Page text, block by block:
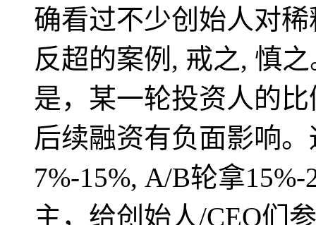
确看过不少创始人对
反超的案例, 戒之, 慎
是，某一轮投资人的
后续融资有负面影响
7%-15%, A/B轮拿
主，给创始人/CEO们